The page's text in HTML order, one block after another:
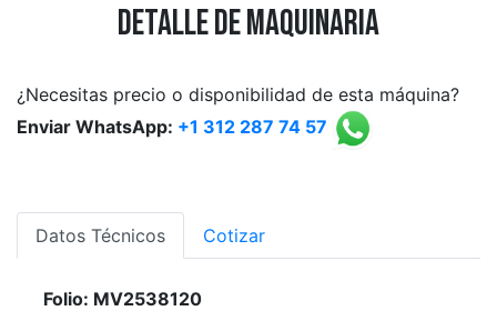
Detalle de Maquinaria
¿Necesitas precio o disponibilidad de esta máquina?
Enviar WhatsApp: +1 312 287 74 57
Datos Técnicos Cotizar
Folio: MV2538120